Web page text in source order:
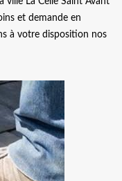
et demande en
à votre disposition nos